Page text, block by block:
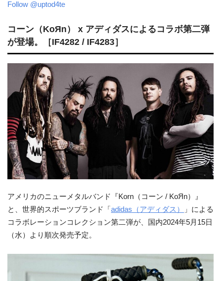
Follow @uptod4te
コーン（KoЯn） x アディダスによるコラボ第二弾
が登場。［IF4282 / IF4283］
アメリカのニューメタルバンド『Korn（コーン / KoЯn）』
と、世界的スポーツブランド「 adidas（アディダス）
」による
コラボレーションコレクション第二弾が、国内2024年5月15日
（水）より順次発売予定。